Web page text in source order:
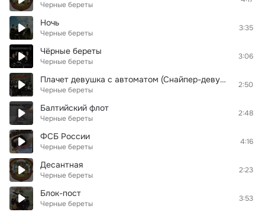
Черные береты
Ночь
Черные береты
3:35
Чёрные береты
Черные береты
3:06
Плачет девушка с автоматом (Снайпер-девушка)
Черные береты
2:50
Балтийский флот
Черные береты
2:48
ФСБ России
Черные береты
4:16
Десантная
Черные береты
2:23
Блок-пост
Черные береты
3:53